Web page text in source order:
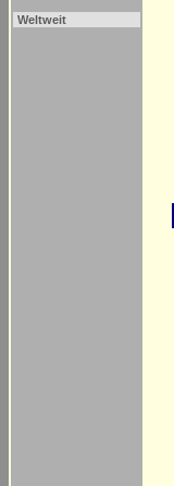
Weltweit